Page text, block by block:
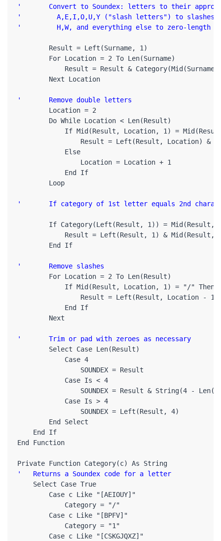
'       Convert to Soundex: letters to their
'         A,E,I,O,U,Y ("slash letters") to slashes
        Result = Left(Surname, 1)
        For Location = 2 To Len(Surname)
Result = Result & Category(Mid(Surname,
        Next Location
'       Remove double letters
        Location = 2
        Do While Location < Len(Result)
If Mid(Result, Location, 1) =
Result = Left(Result, Location) &
            Else
                Location = Location + 1
            End If
        Loop
'       If category of 1st letter equals 2nd
If Category(Left(Result, 1)) = Mid(Result,
Result = Left(Result, 1) & Mid(Result,
        End If
'       Remove slashes
        For Location = 2 To Len(Result)
            If Mid(Result, Location, 1) = "/" Then
Result = Left(Result, Location -
            End If
        Next
'       Trim or pad with zeroes as necessary
        Select Case Len(Result)
            Case 4
                SOUNDEX = Result
            Case Is < 4
SOUNDEX = Result & String(4 -
            Case Is > 4
                SOUNDEX = Left(Result, 4)
        End Select
    End If
End Function
'   Returns a Soundex code for a letter
    Select Case True
        Case c Like "[AEIOUY]"
            Category = "/"
        Case c Like "[BPFV]"
            Category = "1"
        Case c Like "[CSKGJQXZ]"